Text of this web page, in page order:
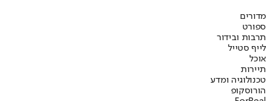
מדורים
ספורט
תרבות ובידור
לייף סטייל
אוכל
תיירות
טכנולוגיה ומדע
הורוסקופ